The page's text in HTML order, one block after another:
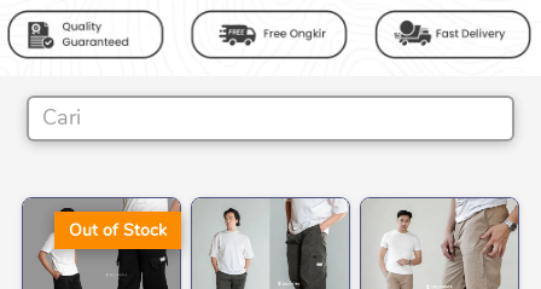
Cari
Out of Stock